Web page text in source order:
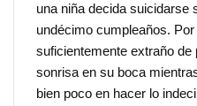
una niña decida suicidarse
undécimo cumpleaños.
suficientemente extraño
sonrisa en su boca
bien poco en hacer lo